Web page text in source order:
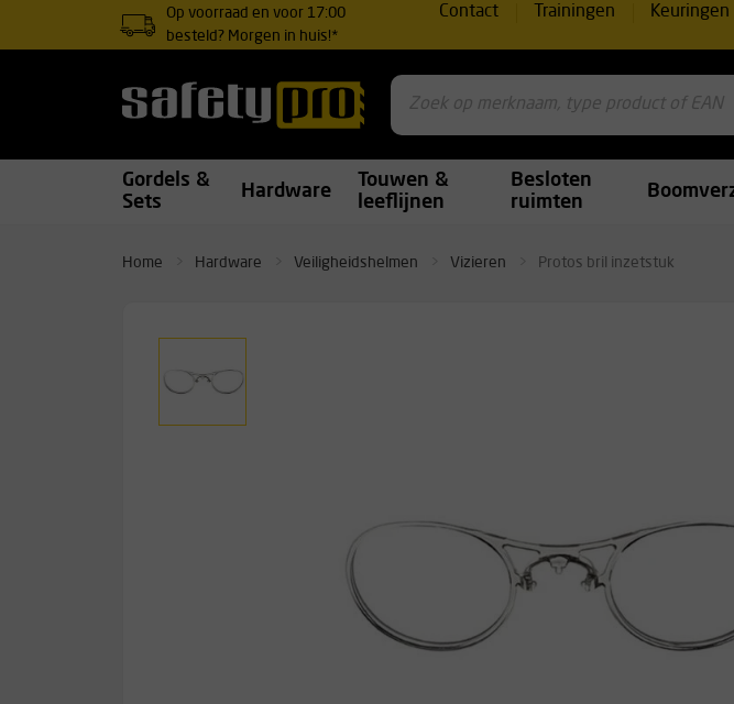
Op voorraad en voor 17:00
besteld? Morgen in huis!*
Contact Trainingen Keuringen
Gordels &
Sets
Hardware
Touwen &
leeflijnen
Besloten
ruimten
Home Hardware Veiligheidshelmen Vizieren Protos bril inzetstuk